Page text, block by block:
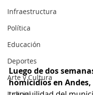
Infraestructura
Política
Educación
Deportes
Arte y Cultura
Luego de dos
homicidios en Andes,